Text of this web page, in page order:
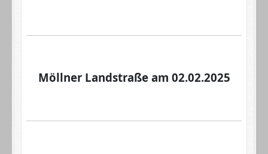
Möllner Landstraße am 02.02.2025